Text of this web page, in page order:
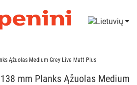
Ąžuolas Medium Grey Live Matt Plus
mm Planks Ąžuolas Medium